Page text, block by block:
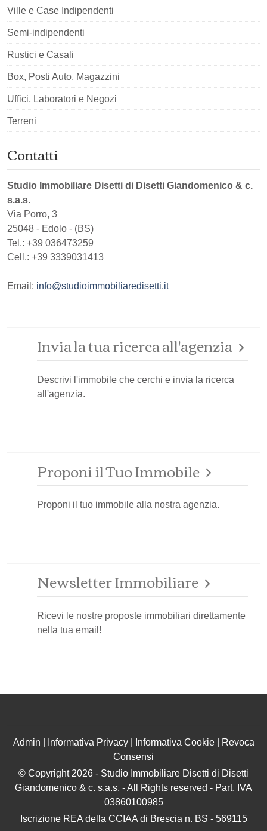
Ville e Case Indipendenti
Semi-indipendenti
Rustici e Casali
Box, Posti Auto, Magazzini
Uffici, Laboratori e Negozi
Terreni
Contatti
Studio Immobiliare Disetti di Disetti Giandomenico & c.
s.a.s.
Via Porro, 3
25048 - Edolo - (BS)
Tel.: +39 036473259
Cell.: +39 3339031413
Email: info@studioimmobiliaredisetti.it
Invia la tua ricerca all'agenzia
Descrivi l'immobile che cerchi e invia la ricerca
all'agenzia.
Proponi il Tuo Immobile
Proponi il tuo immobile alla nostra agenzia.
Newsletter Immobiliare
Ricevi le nostre proposte immobiliari direttamente
nella tua email!
Admin Informativa Privacy| Informativa Cookie|
Revoca
Consensi
© Copyright 2026 - Studio Immobiliare Disetti di Disetti
Giandomenico & c. s.a.s. - All Rights reserved - Part. IVA
03860100985
Iscrizione REA della CCIAA di Brescia n. BS - 569115